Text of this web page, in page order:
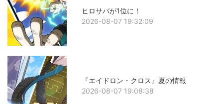
ヒロサバが1位に！
2026-08-07 19:32:09
『エイドロン・クロス』夏の情報
2026-08-07 19:08:38